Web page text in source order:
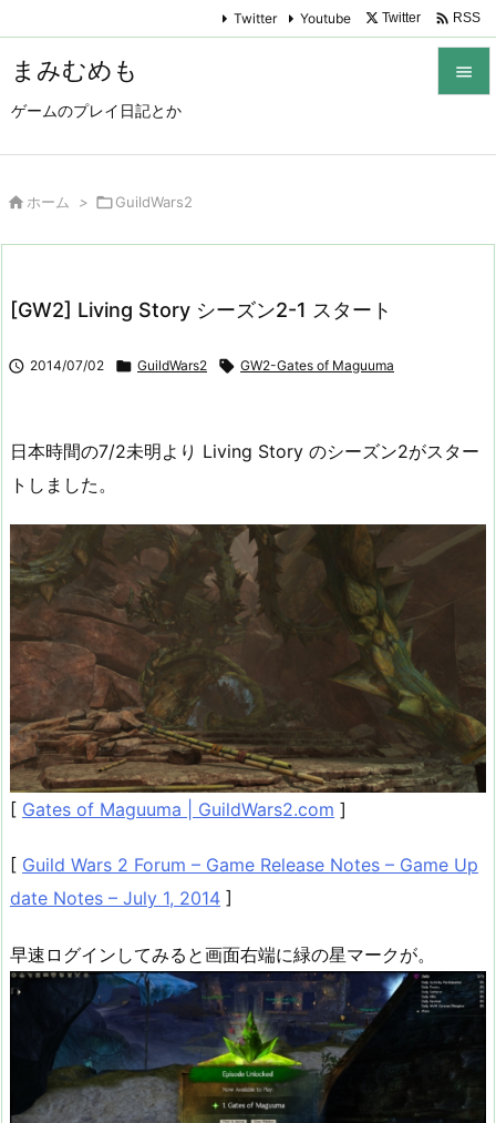
まみむめも
ゲームのプレイ日記とか

Twitter Youtube Twitter  RSS
 ホーム > GuildWars2
[GW2] Living Story シーズン2-1 スタート
 2014/07/02  GuildWars2  GW2-Gates of Maguuma
日本時間の7/2未明より Living Story のシーズン2がスター
トしました。
[ Gates of Maguuma | GuildWars2.com ]
[ Guild Wars 2 Forum – Game Release Notes – Game Up
date Notes – July 1, 2014 ]
早速ログインしてみると画面右端に緑の星マークが。